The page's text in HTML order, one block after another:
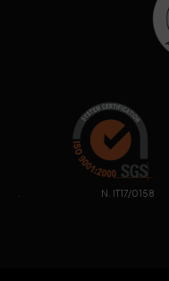
. N. IT17/0158